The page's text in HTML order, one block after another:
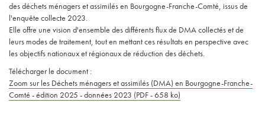
des déchets ménagers et assimilés en Bourgogne-Franche-Comté, issus de
l'enquête collecte 2023.
Elle offre une vision d'ensemble des différents flux de DMA collectés et de
leurs modes de traitement, tout en mettant ces résultats en perspective avec
les objectifs nationaux et régionaux de réduction des déchets.
Télécharger le document :
Zoom sur les Déchets ménagers et assimilés (DMA) en Bourgogne-Franche-
Comté - édition 2025 - données 2023 (PDF - 658 ko)